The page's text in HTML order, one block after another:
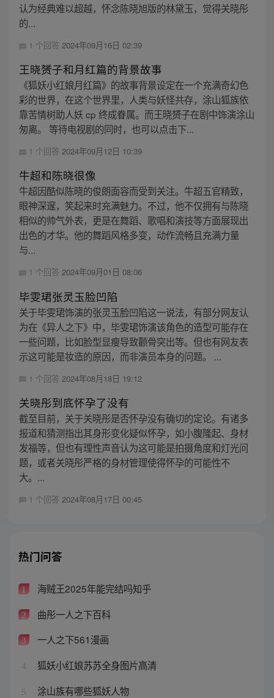
认为经典难以超越，怀念陈晓旭版的林黛玉，觉得关晓彤
的...
1 个回答 2024年09月16日 02:39
王晓赟子和月红篇的背景故事
《狐妖小红娘月红篇》的故事背景设定在一个充满奇幻色
彩的世界，在这个世界里，人类与妖怪共存，涂山狐族依
靠苦情树助人妖 cp 终成眷属。而王晓赟子在剧中饰演涂山
匆离。 等待电视剧的同时，也可以点击下...
1 个回答 2024年09月12日 10:39
牛超和陈晓很像
牛超因酷似陈晓的俊朗面容而受到关注。牛超五官精致，
眼神深邃，笑起来时充满魅力。不过，他不仅拥有与陈晓
相似的帅气外表，更是在舞蹈、歌唱和演技等方面展现出
出色的才华。他的舞蹈风格多变，动作流畅且充满力量
与...
1 个回答 2024年09月01日 08:06
毕雯珺张灵玉脸凹陷
关于毕雯珺饰演的张灵玉脸凹陷这一说法，有部分网友认
为在《异人之下》中，毕雯珺饰演该角色的造型可能存在
一些问题，比如脸型显瘦导致颧骨突出等。但也有网友表
示这可能是妆造的原因，而非演员本身的问题。 ...
1 个回答 2024年08月18日 19:12
关晓彤到底怀孕了没有
截至目前，关于关晓彤是否怀孕没有确切的定论。有诸多
报道和猜测指出其身形变化疑似怀孕，如小腹隆起、身材
发福等，但也有理性声音认为这可能是拍摄角度和灯光问
题，或者关晓彤严格的身材管理使得怀孕的可能性不
大。...
1 个回答 2024年08月17日 00:45
热门问答
1 海贼王2025年能完结吗知乎
2 曲彤一人之下百科
3 一人之下561漫画
4 狐妖小红娘苏苏全身图片高清
5 涂山族有哪些狐妖人物